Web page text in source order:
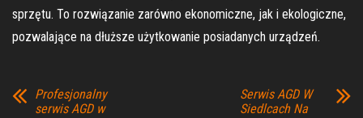
sprzętu. To rozwiązanie zarówno ekonomiczne, jak i ekologiczne,
pozwalające na dłuższe użytkowanie posiadanych urządzeń.
Profesjonalny
serwis AGD w
Serwis AGD W
Siedlcach Na